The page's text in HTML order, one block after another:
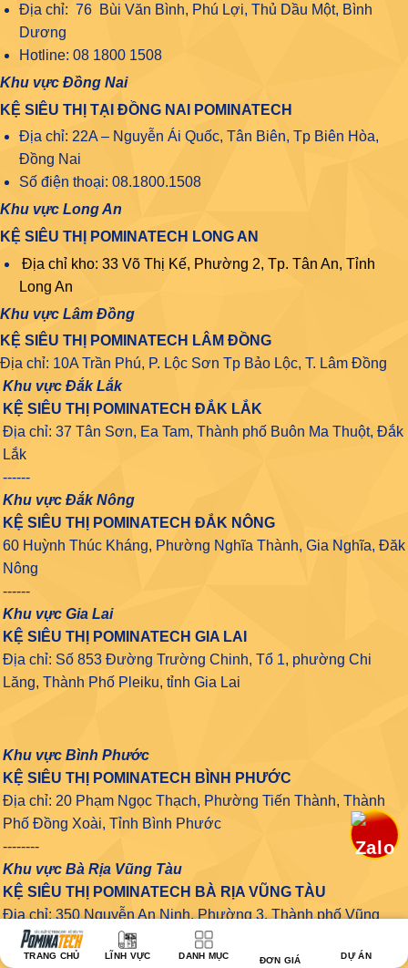
Địa chỉ: 76 Bùi Văn Bình, Phú Lợi, Thủ Dầu Một, Bình
Dương
Hotline: 08 1800 1508
Khu vực Đồng Nai
KỆ SIÊU THỊ TẠI ĐỒNG NAI POMINATECH
Địa chỉ: 22A – Nguyễn Ái Quốc, Tân Biên, Tp Biên Hòa,
Đồng Nai
Số điện thoại: 08.1800.1508
Khu vực Long An
KỆ SIÊU THỊ POMINATECH LONG AN
Địa chỉ kho: 33 Võ Thị Kế, Phường 2, Tp. Tân An, Tỉnh
Long An
Khu vực Lâm Đồng
KỆ SIÊU THỊ POMINATECH LÂM ĐỒNG
Địa chỉ: 10A Trần Phú, P. Lộc Sơn Tp Bảo Lộc, T. Lâm Đồng
Khu vực Đắk Lắk
KỆ SIÊU THỊ POMINATECH ĐẮK LẮK
Địa chỉ: 37 Tân Sơn, Ea Tam, Thành phố Buôn Ma Thuột, Đắk
Lắk
------
Khu vực Đắk Nông
KỆ SIÊU THỊ POMINATECH ĐẮK NÔNG
60 Huỳnh Thúc Kháng, Phường Nghĩa Thành, Gia Nghĩa, Đăk
Nông
------
Khu vực Gia Lai
KỆ SIÊU THỊ POMINATECH GIA LAI
Địa chỉ: Số 853 Đường Trường Chinh, Tổ 1, phường Chi
Lăng, Thành Phố Pleiku, tỉnh Gia Lai
Khu vực Bình Phước
KỆ SIÊU THỊ POMINATECH BÌNH PHƯỚC
Địa chỉ: 20 Phạm Ngọc Thạch, Phường Tiến Thành, Thành
Phố Đồng Xoài, Tỉnh Bình Phước
--------
Khu vực Bà Rịa Vũng Tàu
KỆ SIÊU THỊ POMINATECH BÀ RỊA VŨNG TÀU
Địa chỉ: 350 Nguyễn An Ninh, Phường 3, Thành phố Vũng
Tầu, Bà Rịa - Vũng Tàu
-------TRANG CHỦ LĨNH VỰC DANH MỤC ĐƠN GIÁ DỰ ÁN